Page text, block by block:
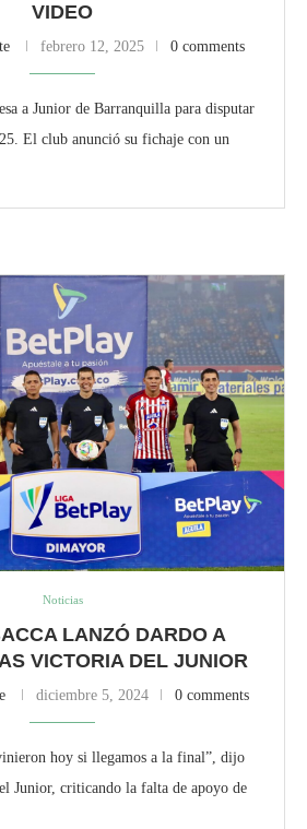
VIDEO
febrero 12, 2025 0 comments
a Junior de Barranquilla para disputar
El club anunció su fichaje con un
Noticias
LANZÓ DARDO A
VICTORIA DEL JUNIOR
diciembre 5, 2024 0 comments
hoy si llegamos a la final”, dijo
Junior, criticando la falta de apoyo de